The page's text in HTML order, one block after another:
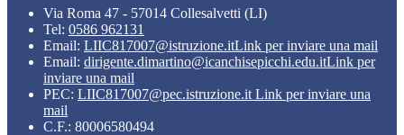
Via Roma 47 - 57014 Collesalvetti (LI)
Tel: 0586 962131
Email: LIIC817007@istruzione.itLink per inviare una mail
Email: dirigente.dimartino@icanchisepicchi.edu.itLink per
inviare una mail
PEC: LIIC817007@pec.istruzione.it Link per inviare una
mail
C.F.: 80006580494